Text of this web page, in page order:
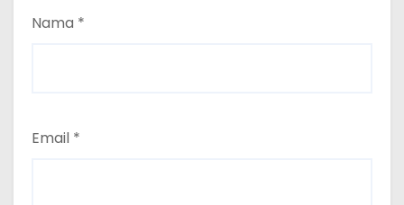
Nama *
Email *